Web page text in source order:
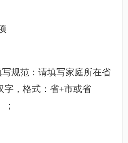
规范：请填写家庭所在省
字，格式：省+市或省